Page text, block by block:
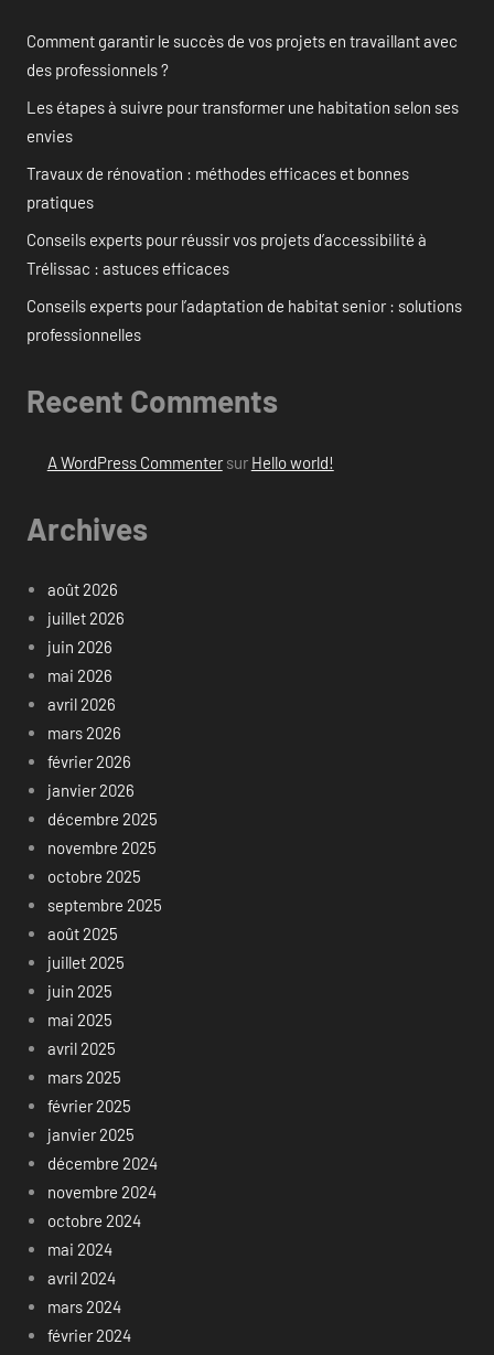
Comment garantir le succès de vos projets en travaillant avec
des professionnels ?
Les étapes à suivre pour transformer une habitation selon ses
envies
Travaux de rénovation : méthodes efficaces et bonnes
pratiques
Conseils experts pour réussir vos projets d’accessibilité à
Trélissac : astuces efficaces
Conseils experts pour l’adaptation de habitat senior : solutions
professionnelles
Recent Comments
A WordPress Commentersur Hello world!
Archives
août 2026
juillet 2026
juin 2026
mai 2026
avril 2026
mars 2026
février 2026
janvier 2026
décembre 2025
novembre 2025
octobre 2025
septembre 2025
août 2025
juillet 2025
juin 2025
mai 2025
avril 2025
mars 2025
février 2025
janvier 2025
décembre 2024
novembre 2024
octobre 2024
mai 2024
avril 2024
mars 2024
février 2024